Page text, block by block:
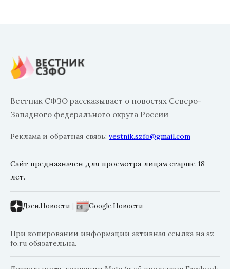
Вестник СФЗО рассказывает о новостях Северо-
Западного федерального округа России
Реклама и обратная связь: vestnik.szfo@gmail.com
Сайт предназначен для просмотра лицам старше 18
лет.
Дзен.Новости | Google.Новости
При копировании информации активная ссылка на sz-
fo.ru обязательна.